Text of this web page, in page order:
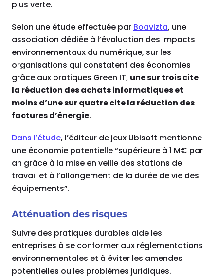
plus verte.
Selon une étude effectuée par Boavizta, une
association dédiée à l’évaluation des impacts
environnementaux du numérique, sur les
organisations qui constatent des économies
grâce aux pratiques Green IT, une sur trois cite
la réduction des achats informatiques et
moins d’une sur quatre cite la réduction des
factures d’énergie.
Dans l’étude, l’éditeur de jeux Ubisoft mentionne
une économie potentielle “supérieure à 1 M€ par
an grâce à la mise en veille des stations de
travail et à l’allongement de la durée de vie des
équipements”.
Atténuation des risques
Suivre des pratiques durables aide les
entreprises à se conformer aux réglementations
environnementales et à éviter les amendes
potentielles ou les problèmes juridiques.